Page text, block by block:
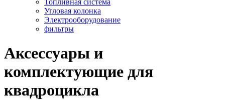
Угловая колонка
Электрооборудование
фильтры
Аксессуары и
комплектующие для
квадроцикла